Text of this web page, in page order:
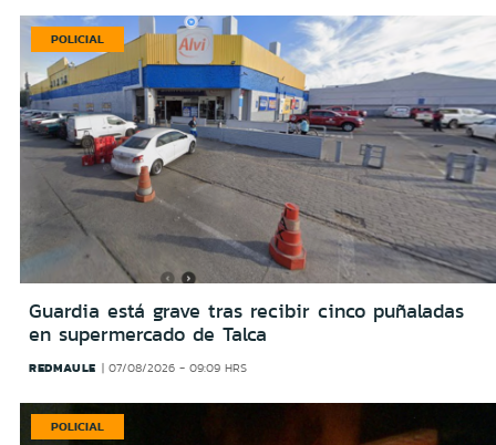
POLICIAL
Guardia está grave tras recibir cinco puñaladas
en supermercado de Talca
REDMAULE 07/08/2026 - 09:09 HRS
POLICIAL